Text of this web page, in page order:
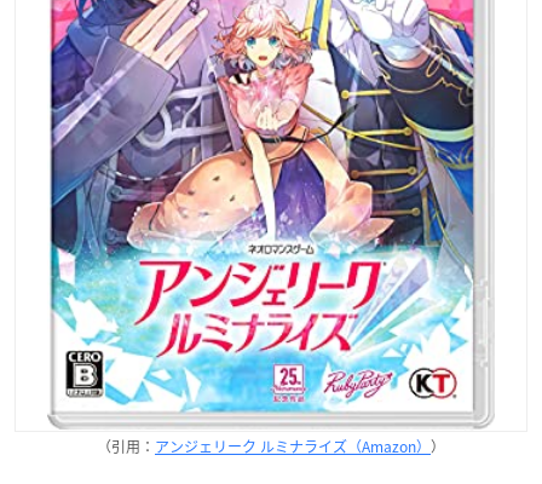
（引用： アンジェリーク ルミナライズ（Amazon） ）